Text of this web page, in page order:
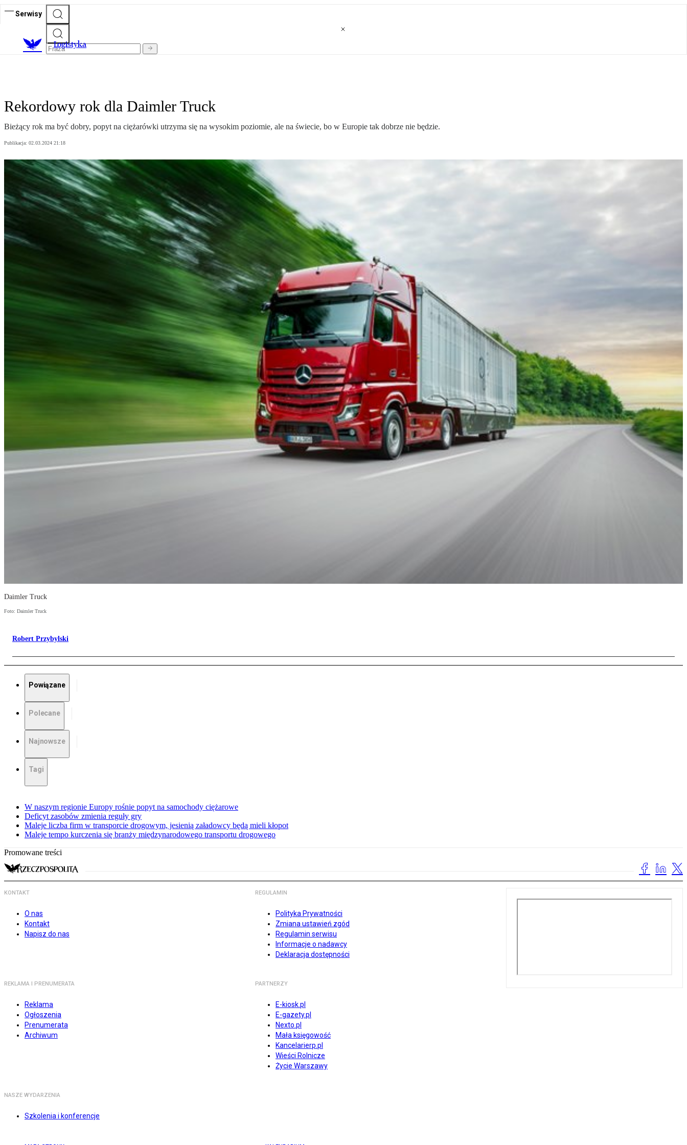
Serwisy
Logistyka
Rekordowy rok dla Daimler Truck
Bieżący rok ma być dobry, popyt na ciężarówki utrzyma się na wysokim poziomie, ale na świecie, bo w Europie tak dobrze nie będzie.
Publikacja: 02.03.2024 21:18
Daimler Truck
Foto: Daimler Truck
Robert Przybylski
Powiązane
Polecane
Najnowsze
Tagi
W naszym regionie Europy rośnie popyt na samochody ciężarowe
Deficyt zasobów zmienia reguły gry
Maleje liczba firm w transporcie drogowym, jesienią załadowcy będą mieli kłopot
Maleje tempo kurczenia się branży międzynarodowego transportu drogowego
Promowane treści
KONTAKT
O nas
Kontakt
Napisz do nas
REGULAMIN
Polityka Prywatności
Zmiana ustawień zgód
Regulamin serwisu
Informacje o nadawcy
Deklaracja dostępności
REKLAMA I PRENUMERATA
Reklama
Ogłoszenia
Prenumerata
Archiwum
PARTNERZY
E-kiosk.pl
E-gazety.pl
Nexto.pl
Mała księgowość
Kancelarierp.pl
Wieści Rolnicze
Życie Warszawy
NASZE WYDARZENIA
Szkolenia i konferencje